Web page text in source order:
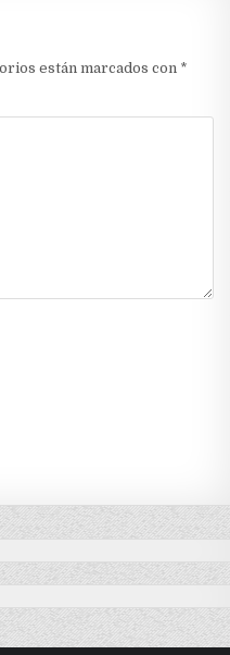
están marcados con *